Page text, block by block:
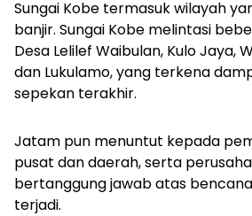
Sungai Kobe termasuk wilayah
banjir. Sungai Kobe melintasi
Desa Lelilef Waibulan, Kulo Jaya,
dan Lukulamo, yang terkena
sepekan terakhir.
Jatam pun menuntut kepada
pusat dan daerah, serta
bertanggung jawab atas
terjadi.